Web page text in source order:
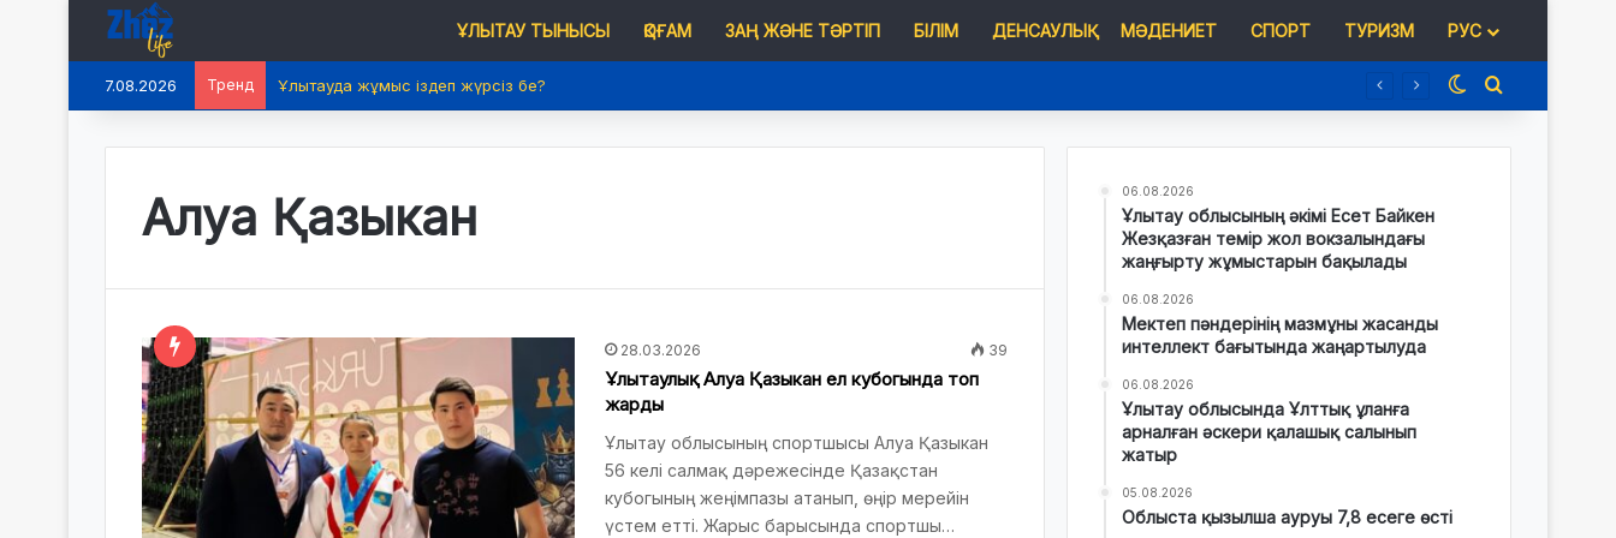
ҰЛЫТАУ ТЫНЫСЫ ҚОҒАМ ЗАҢ ЖӘНЕ ТӘРТІП БІЛІМ ДЕНСАУЛЫҚ МӘДЕНИЕТ СПОРТ ТУРИЗМ РУС
7.08.2026 Тренд Ұлытауда жұмыс іздеп жүрсіз бе? Switch skin
Іздеу
Алуа Қазыкан
28.03.2026 39
Ұлытаулық Алуа Қазыкан ел кубогында топ
жарды
Ұлытау облысының спортшысы Алуа Қазыкан
56 келі салмақ дәрежесінде Қазақстан
кубогының жеңімпазы атанып, өңір мерейін
үстем етті. Жарыс барысында спортшы…
06.08.2026
Ұлытау облысының әкімі Есет Байкен
Жезқазған темір жол вокзалындағы
жаңғырту жұмыстарын бақылады
06.08.2026
Мектеп пәндерінің мазмұны жасанды
интеллект бағытында жаңартылуда
06.08.2026
Ұлытау облысында Ұлттық ұланға
арналған әскери қалашық салынып
жатыр
05.08.2026
Облыста қызылша ауруы 7,8 есеге өсті